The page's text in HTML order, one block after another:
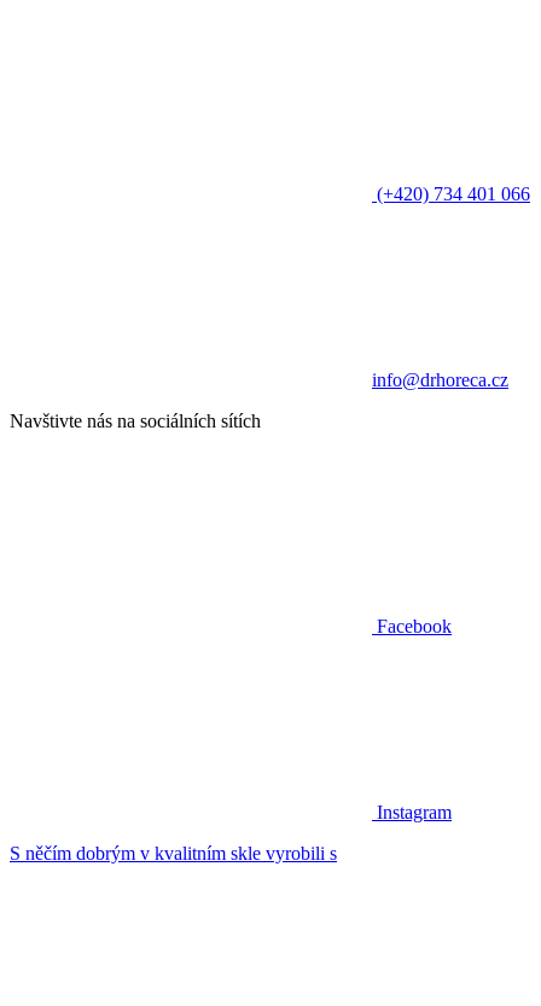
(+420) 734 401 066
info@drhoreca.cz
Navštivte nás na sociálních sítích
Facebook
Instagram
S něčím dobrým v kvalitním skle vyrobili s